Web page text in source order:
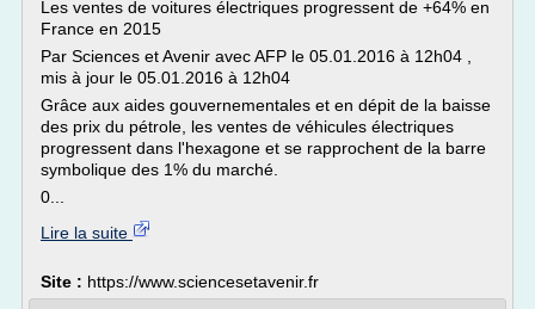
Les ventes de voitures électriques progressent de +64% en
France en 2015
Par Sciences et Avenir avec AFP le 05.01.2016 à 12h04 ,
mis à jour le 05.01.2016 à 12h04
Grâce aux aides gouvernementales et en dépit de la baisse
des prix du pétrole, les ventes de véhicules électriques
progressent dans l'hexagone et se rapprochent de la barre
symbolique des 1% du marché.
0...
Lire la suite
Site : https://www.sciencesetavenir.fr